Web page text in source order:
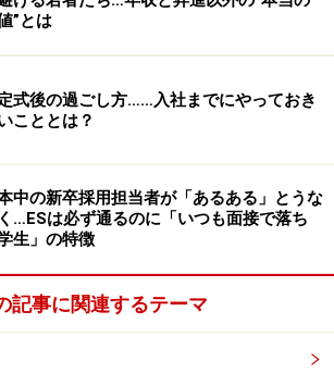
ん。
直感も大事！
ナウンサーを志望していたという松丸ア
夢を実現しました。（c）テレビ東京
ズンに入ってから志望職種や企業を
う流れも同じですか？
”とは
式後の過ごし方……入社までにやっておき
こととは？
中の新卒採用担当者が「あるある」とうな
…ESは必ず通るのに「いつも面接で落ち
生」の特徴
記事に関連するテーマ